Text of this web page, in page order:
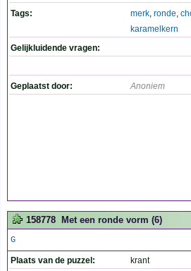
Tags:
merk, ronde,
karamelkern
Gelijkluidende vragen:
Geplaatst door: Anoniem
158778 Met een ronde vorm (6)
G
Plaats van de puzzel:
krant